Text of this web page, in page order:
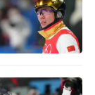
战却屡屡与
金牌被抢走